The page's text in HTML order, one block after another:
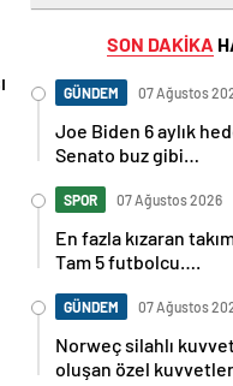
SON DAKİKA
GÜNDEM 07 Ağustos
Joe Biden 6 aylık
Senato buz gibi…
SPOR 07 Ağustos 2026
En fazla kızaran
Tam 5 futbolcu….
GÜNDEM 07 Ağustos
Norweç silahlı
oluşan özel